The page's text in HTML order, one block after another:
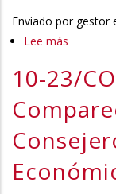
del
colectivo
públicas
de
Gobierno
Enviado por gestor
Lee más
23/SET-
Sesión
de
Trabajo
para
10-23/